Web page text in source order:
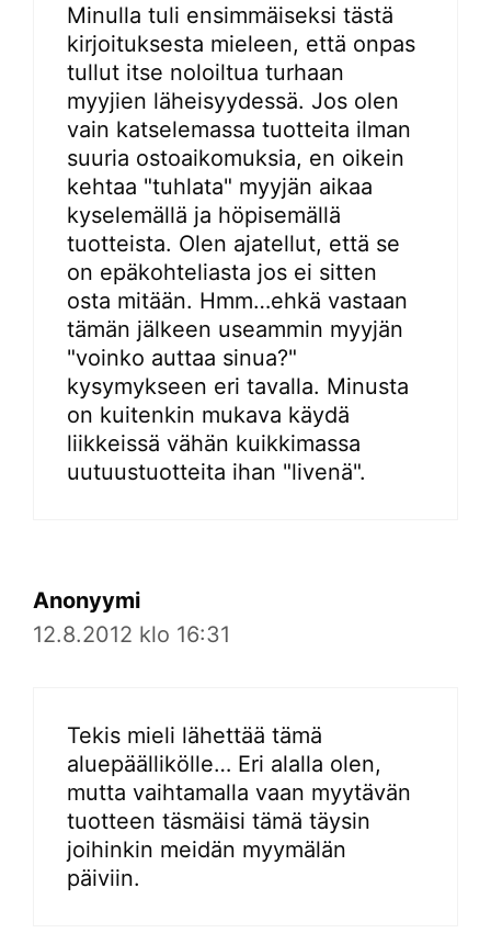
Minulla tuli ensimmäiseksi tästä
kirjoituksesta mieleen, että onpas
tullut itse noloiltua turhaan
myyjien läheisyydessä. Jos olen
vain katselemassa tuotteita ilman
suuria ostoaikomuksia, en oikein
kehtaa "tuhlata" myyjän aikaa
kyselemällä ja höpisemällä
tuotteista. Olen ajatellut, että se
on epäkohteliasta jos ei sitten
osta mitään. Hmm…ehkä vastaan
tämän jälkeen useammin myyjän
"voinko auttaa sinua?"
kysymykseen eri tavalla. Minusta
on kuitenkin mukava käydä
liikkeissä vähän kuikkimassa
uutuustuotteita ihan "livenä".
Anonyymi
12.8.2012 klo 16:31
Tekis mieli lähettää tämä
aluepäällikölle… Eri alalla olen,
mutta vaihtamalla vaan myytävän
tuotteen täsmäisi tämä täysin
joihinkin meidän myymälän
päiviin.